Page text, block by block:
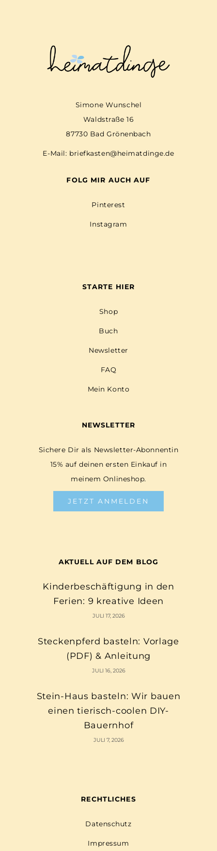
Simone Wunschel
Waldstraße 16
87730 Bad Grönenbach
E-Mail: briefkasten@heimatdinge.de
FOLG MIR AUCH AUF
Pinterest
Instagram
STARTE HIER
Shop
Buch
Newsletter
FAQ
Mein Konto
NEWSLETTER
Sichere Dir als Newsletter-Abonnentin
15% auf deinen ersten Einkauf in
meinem Onlineshop.
JETZT ANMELDEN
AKTUELL AUF DEM BLOG
Kinderbeschäftigung in den
Ferien: 9 kreative Ideen
JULI 17, 2026
Steckenpferd basteln: Vorlage
(PDF) & Anleitung
JULI 16, 2026
Stein-Haus basteln: Wir bauen
einen tierisch-coolen DIY-
Bauernhof
JULI 7, 2026
RECHTLICHES
Datenschutz
Impressum